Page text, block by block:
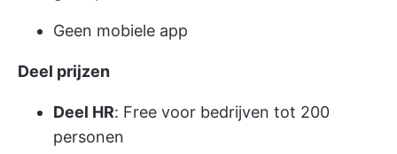
Geen mobiele app
Deel prijzen
Deel HR: Free voor bedrijven tot 200
personen